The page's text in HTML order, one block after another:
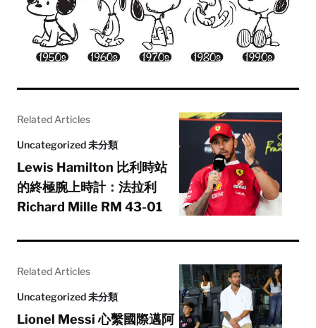
Related Articles
Uncategorized 未分類
Lewis Hamilton 比利時站
的終極腕上時計：法拉利
Richard Mille RM 43-01
Related Articles
Uncategorized 未分類
Lionel Messi 心繫國際邁阿